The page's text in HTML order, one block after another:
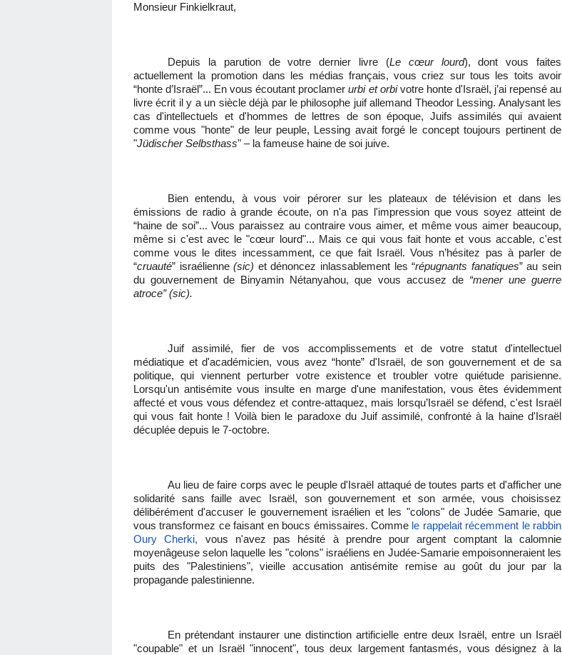
Monsieur Finkielkraut,
Depuis la parution de votre dernier livre (Le cœur lourd), dont vous faites
actuellement la promotion dans les médias français, vous criez sur tous les toits avoir
“honte d’Israël”... En vous écoutant proclamerurbi et orbivotre honte d'Israël, j’ai repensé au
livre écrit il y a un siècle déjà par le philosophe juif allemand Theodor Lessing. Analysant les
cas d'intellectuels et d'hommes de lettres de son époque, Juifs assimilés qui avaient
comme vous "honte" de leur peuple, Lessing avait forgé le concept toujours pertinent de
"Jüdischer Selbsthass" – la fameuse haine de soi juive.
Bien entendu, à vous voir pérorer sur les plateaux de télévision et dans les
émissions de radio à grande écoute, on n'a pas l'impression que vous soyez atteint de
“haine de soi”... Vous paraissez au contraire vous aimer, et même vous aimer beaucoup,
même si c'est avec le "cœur lourd"... Mais ce qui vous fait honte et vous accable, c'est
comme vous le dites incessamment, ce que fait Israël. Vous n’hésitez pas à parler de
“cruauté” israélienne(sic) et dénoncez inlassablement les “répugnants fanatiques” au sein
du gouvernement de Binyamin Nétanyahou,que vous accusez de“mener une guerre
atroce” (sic).
Juif assimilé, fier de vos accomplissements et de votre statut d'intellectuel
médiatique et d'académicien, vous avez “honte” d'Israël, de son gouvernement et de sa
politique, qui viennent perturber votre existence et troubler votre quiétude parisienne.
Lorsqu'un antisémite vous insulte en marge d'une manifestation, vous êtes évidemment
affecté et vous vous défendez et contre-attaquez, mais lorsqu’Israël se défend, c'est Israël
qui vous fait honte ! Voilà bien le paradoxe du Juif assimilé, confronté à la haine d'Israël
décuplée depuis le 7-octobre.
Au lieu de faire corps avec le peuple d'Israël attaqué de toutes parts et d'afficher une
solidarité sans faille avec Israël, son gouvernement et son armée, vous choisissez
délibérément d'accuser le gouvernement israélien et les "colons" de Judée Samarie, que
vous transformez ce faisant en boucs émissaires. Comme le rappelait récemment le rabbin
Oury Cherki, vous n'avez pas hésité à prendre pour argent comptant la calomnie
moyenâgeuse selon laquelle les "colons" israéliens en Judée-Samarie empoisonneraient les
puits des "Palestiniens", vieille accusation antisémite remise au goût du jour par la
propagande palestinienne.
En prétendant instaurer une distinction artificielle entre deux Israël, entre un Israël
"coupable" et un Israël "innocent", tous deux largement fantasmés, vous désignez à la